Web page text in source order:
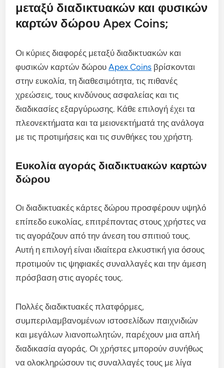
μεταξύ διαδικτυακών και φυσικών
καρτών δώρου Apex Coins;
Οι κύριες διαφορές μεταξύ διαδικτυακών και
φυσικών καρτών δώρουApex Coins βρίσκονται
στην ευκολία, τη διαθεσιμότητα, τις πιθανές
χρεώσεις, τους κινδύνους ασφαλείας και τις
διαδικασίες εξαργύρωσης. Κάθε επιλογή έχει τα
πλεονεκτήματα και τα μειονεκτήματά της ανάλογα
με τις προτιμήσεις και τις συνθήκες του χρήστη.
Ευκολία αγοράς διαδικτυακών καρτών
δώρου
Οι διαδικτυακές κάρτες δώρου προσφέρουν υψηλό
επίπεδο ευκολίας, επιτρέποντας στους χρήστες να
τις αγοράζουν από την άνεση του σπιτιού τους.
Αυτή η επιλογή είναι ιδιαίτερα ελκυστική για όσους
προτιμούν τις ψηφιακές συναλλαγές και την άμεση
πρόσβαση στις αγορές τους.
Πολλές διαδικτυακές πλατφόρμες,
συμπεριλαμβανομένων ιστοσελίδων παιχνιδιών
και μεγάλων λιανοπωλητών, παρέχουν μια απλή
διαδικασία αγοράς. Οι χρήστες μπορούν συνήθως
να ολοκληρώσουν τις συναλλαγές τους με λίγα